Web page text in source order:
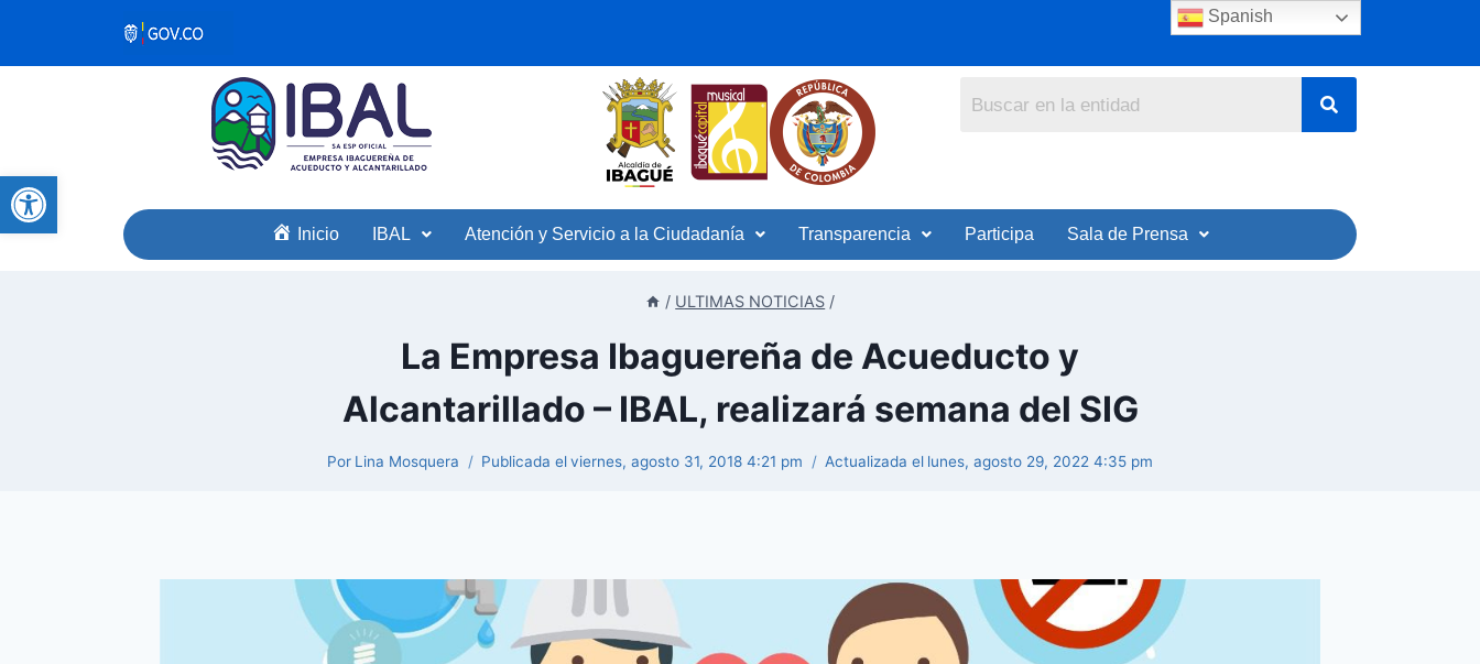
Abrir barra de herramientas
Inicio IBAL Atención y Servicio a la Ciudadanía Transparencia Participa Sala de Prensa
/ ULTIMAS NOTICIAS /
La Empresa Ibaguereña de Acueducto y
Alcantarillado – IBAL, realizará semana del SIG
Por Lina Mosquera Publicada elviernes, agosto 31, 2018 4:21 pm Actualizada el lunes, agosto 29, 2022 4:35 pm
Spanish